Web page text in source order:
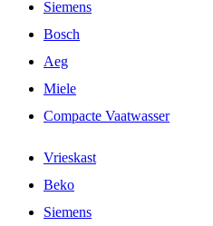
Siemens
Bosch
Aeg
Miele
Compacte Vaatwasser
Vrieskast
Beko
Siemens